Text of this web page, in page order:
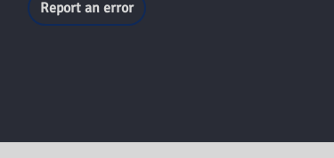
Report an error